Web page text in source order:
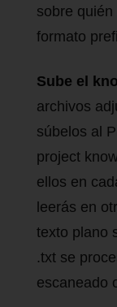
sobre
formato
Sube el
archivos
súbelos al
project
ellos en
leerás en
texto plano
.txt se
escaneado